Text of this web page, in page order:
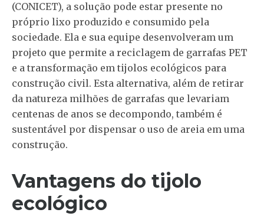
(CONICET), a solução pode estar presente no
próprio lixo produzido e consumido pela
sociedade. Ela e sua equipe desenvolveram um
projeto que permite a reciclagem de garrafas PET
e a transformação em tijolos ecológicos para
construção civil. Esta alternativa, além de retirar
da natureza milhões de garrafas que levariam
centenas de anos se decompondo, também é
sustentável por dispensar o uso de areia em uma
construção.
Vantagens do tijolo
ecológico